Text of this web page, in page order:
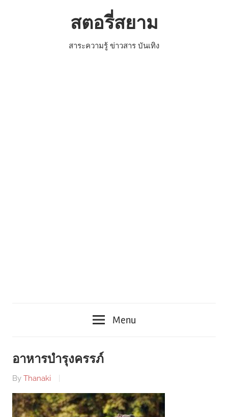
สตอรี่สยาม
สาระความรู้ ข่าวสาร บันเทิง
Menu
อาหารบำรุงครรภ์
By Thanaki